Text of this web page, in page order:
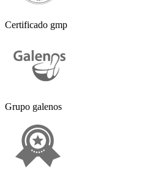
Certificado gmp
Grupo galenos